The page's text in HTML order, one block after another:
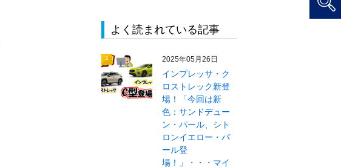
よく読まれている記事
1 2025年05月26日
インプレッサ・ク
ロストレック新登
場！「今回は新
色：サンドデュー
ン・パール、シト
ロンイエロー・パ
ール登
場！」・・・マイ